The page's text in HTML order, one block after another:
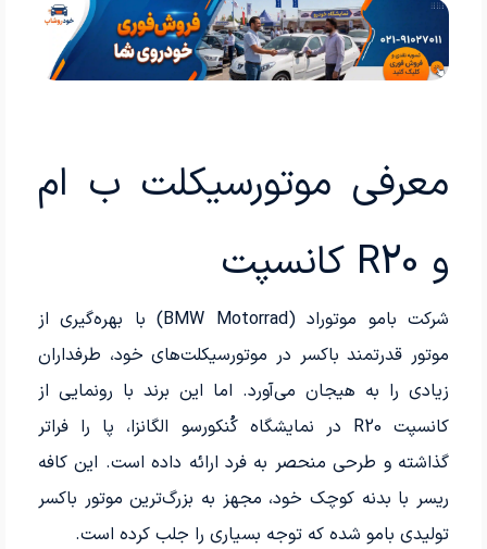
معرفی موتورسیکلت ب‌ ام‌
و R20 کانسپت
شرکت بامو موتوراد (BMW Motorrad) با بهره‌گیری از
موتور قدرتمند باکسر در موتورسیکلت‌های خود، طرفداران
زیادی را به هیجان می‌آورد. اما این برند با رونمایی از
کانسپت R20 در نمایشگاه کُنکورسو الگانزا، پا را فراتر
گذاشته و طرحی منحصر به فرد ارائه داده است. این کافه
ریسر با بدنه کوچک خود، مجهز به بزرگ‌ترین موتور باکسر
تولیدی بامو شده که توجه‌ بسیاری را جلب کرده است.